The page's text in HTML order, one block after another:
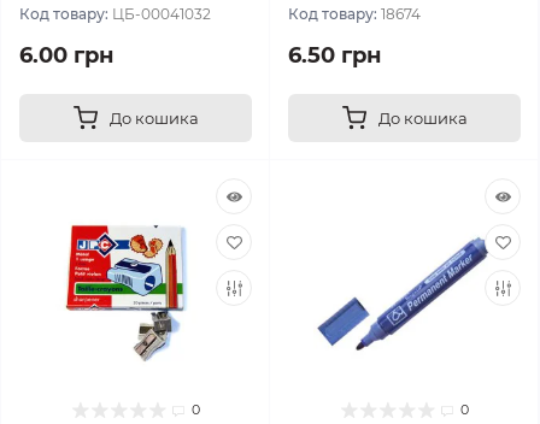
Код товару: ЦБ-00041032
6.00 грн
До кошика
Код товару: 18674
6.50 грн
До кошика
0 0